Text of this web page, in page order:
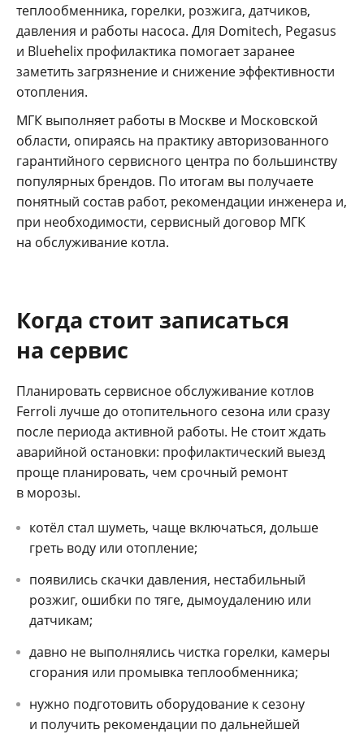
теплообменника, горелки, розжига, датчиков,
давления и работы насоса. Для Domitech, Pegasus
и Bluehelix профилактика помогает заранее
заметить загрязнение и снижение эффективности
отопления.
МГК выполняет работы в Москве и Московской
области, опираясь на практику авторизованного
гарантийного сервисного центра по большинству
популярных брендов. По итогам вы получаете
понятный состав работ, рекомендации инженера и,
при необходимости, сервисный договор МГК
на обслуживание котла.
Когда стоит записаться
на сервис
Планировать сервисное обслуживание котлов
Ferroli лучше до отопительного сезона или сразу
после периода активной работы. Не стоит ждать
аварийной остановки: профилактический выезд
проще планировать, чем срочный ремонт
в морозы.
котёл стал шуметь, чаще включаться, дольше
греть воду или отопление;
появились скачки давления, нестабильный
розжиг, ошибки по тяге, дымоудалению или
датчикам;
давно не выполнялись чистка горелки, камеры
сгорания или промывка теплообменника;
нужно подготовить оборудование к сезону
и получить рекомендации по дальнейшей